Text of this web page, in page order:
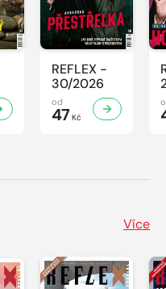
REFLEX -
30/2026
od
47Kč
Více